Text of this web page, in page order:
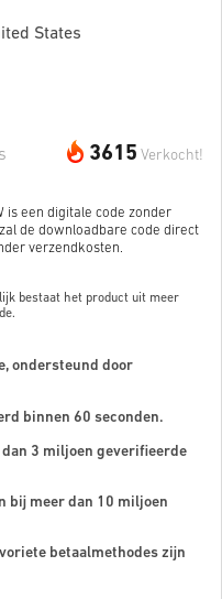
States
3615 Verkocht!
is een digitale code zonder
de downloadbare code direct
verzendkosten.
bestaat het product uit meer
ondersteund door
binnen 60 seconden.
3 miljoen geverifieerde
bij meer dan 10 miljoen
betaalmethodes zijn